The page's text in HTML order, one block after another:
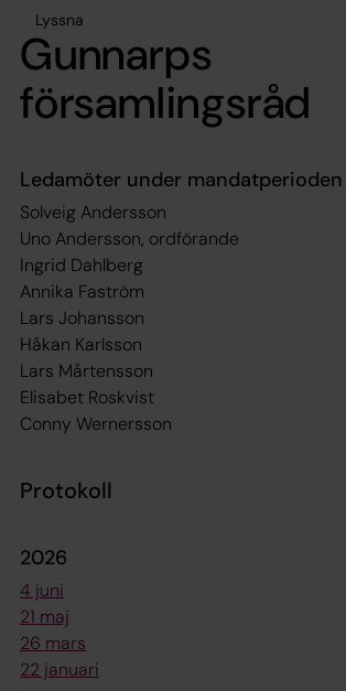
Lyssna
Gunnarps
församlingsråd
Ledamöter under
Solveig Andersson
Uno Andersson, ordförande
Ingrid Dahlberg
Annika Faström
Lars Johansson
Håkan Karlsson
Lars Mårtensson
Elisabet Roskvist
Conny Wernersson
Protokoll
2026
4 juni
21 maj
26 mars
22 januari